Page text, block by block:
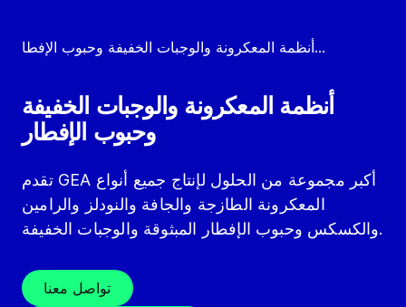
أنظمة المعكرونة والوجبات الخفيفة وحبوب الإفطا...
أنظمة المعكرونة والوجبات الخفيفة
وحبوب الإفطار
تقدم GEA أكبر مجموعة من الحلول لإنتاج جميع أنواع
المعكرونة الطازجة والجافة والنودلز والرامين
والكسكس وحبوب الإفطار المبثوقة والوجبات الخفيفة.
تواصل معنا